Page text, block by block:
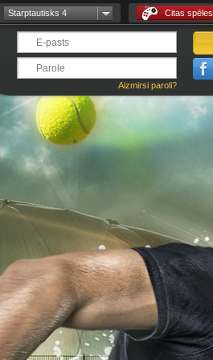
Starptautisks 4 Citas spēles
Aizmirsi paroli?